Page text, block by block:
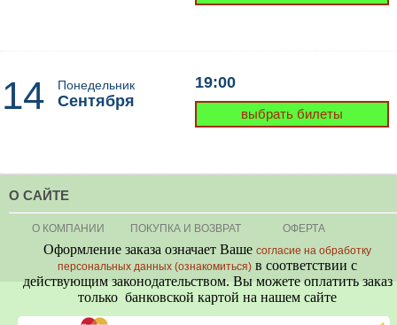
14 Понедельник
Сентября
19:00
выбрать билеты
О САЙТЕ
О КОМПАНИИ ПОКУПКА И ВОЗВРАТ ОФЕРТА
Оформление заказа означает Ваше согласие на обработку
персональных данных (ознакомиться) в соответствии с
действующим законодательством. Вы можете оплатить заказ
только банковской картой на нашем сайте